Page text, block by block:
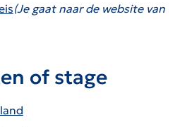
(Je gaat naar de website van
of stage